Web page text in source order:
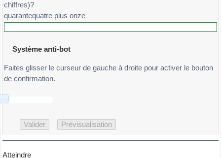
chiffres)?
quarantequatre plus onze
Système anti-bot
Faites glisser le curseur de gauche à droite pour activer le bouton
de confirmation.
Atteindre